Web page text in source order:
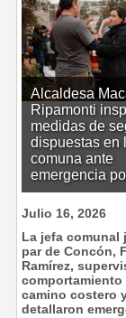
Alcaldesa
Ripamonti
medidas de
dispuestas en
comuna ante
emergencia
Julio 16, 2026
La jefa comunal
par de Concón,
Ramírez,
comportamiento
camino costero
detallaron